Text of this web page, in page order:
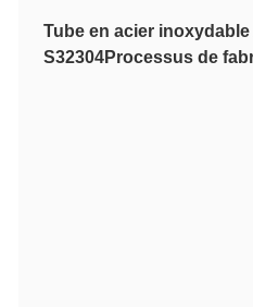
Tube en acier inoxydable
S32304Processus de